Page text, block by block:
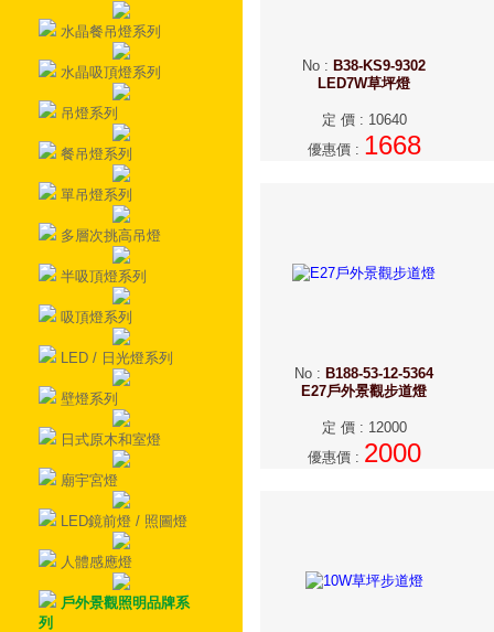
水晶餐吊燈系列
水晶吸頂燈系列
吊燈系列
餐吊燈系列
單吊燈系列
多層次挑高吊燈
半吸頂燈系列
吸頂燈系列
LED / 日光燈系列
壁燈系列
日式原木和室燈
廟宇宮燈
LED鏡前燈 / 照圖燈
人體感應燈
戶外景觀照明品牌系
列
No : B38-KS9-9302
LED7W草坪燈
定 價: 10640
優惠價: 1668
No : B188-53-12-5364
E27戶外景觀步道燈
定 價: 12000
優惠價: 2000